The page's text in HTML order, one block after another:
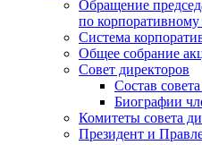
Обращение
по
Система
Общее собрание
Совет директоров
Состав
Биографии
Комитеты совета
Президент и